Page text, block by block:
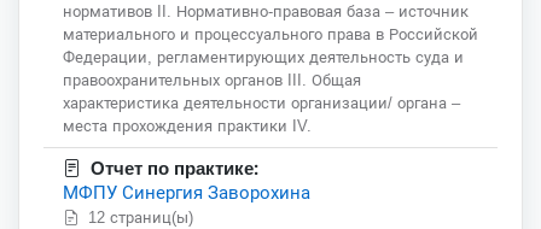
нормативов II. Нормативно-правовая база – источник
материального и процессуального права в Российской
Федерации, регламентирующих деятельность суда и
правоохранительных органов III. Общая
характеристика деятельности организации/ органа –
места прохождения практики IV.
Отчет по практике:
МФПУ Синергия Заворохина
12 страниц(ы)